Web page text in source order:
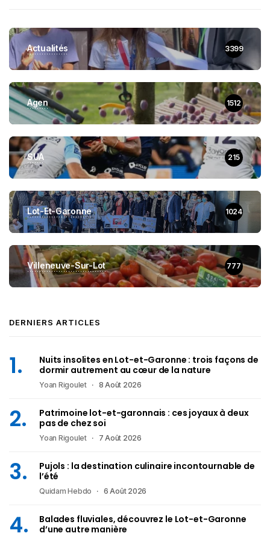
Actualités 3399
Agen 1512
SUA 215
Lot-Et-Garonne 1024
Villeneuve-Sur-Lot 777
DERNIERS ARTICLES
Nuits insolites en Lot-et-Garonne : trois façons de
dormir autrement au cœur de la nature
Yoan Rigoulet 8 Août 2026
Patrimoine lot-et-garonnais : ces joyaux à deux
pas de chez soi
Yoan Rigoulet 7 Août 2026
Pujols : la destination culinaire incontournable de
l’été
Quidam Hebdo 6 Août 2026
Balades fluviales, découvrez le Lot-et-Garonne
d’une autre manière